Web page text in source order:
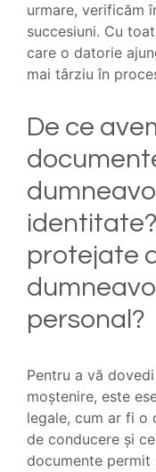
urmare, verificăm
succesiuni. Cu
care o datorie
mai târziu în
De ce
protejate
personal?
Pentru a vă
moștenire, este
legale, cum ar fi o
de conducere și
documente